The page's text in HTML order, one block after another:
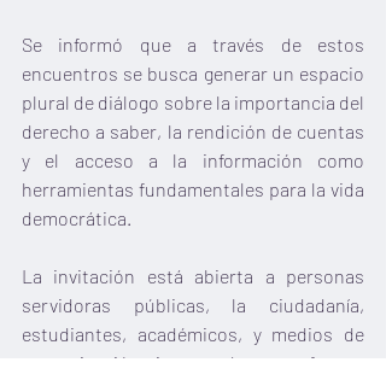
Se informó que a través de estos
encuentros se busca generar un espacio
plural de diálogo sobre la importancia del
derecho a saber, la rendición de cuentas
y el acceso a la información como
herramientas fundamentales para la vida
democrática.
La invitación está abierta a personas
servidoras públicas, la ciudadanía,
estudiantes, académicos, y medios de
comunicación interesados en formar